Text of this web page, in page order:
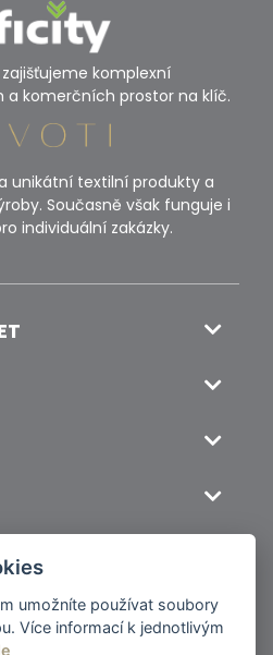
komplexní
a komerčních prostor na klíč.
unikátní textilní produkty a
Současně však funguje i
individuální zakázky.
Vytvořilo INIZIO Internet Media s.r.o.|
cookies
umožníte používat soubory